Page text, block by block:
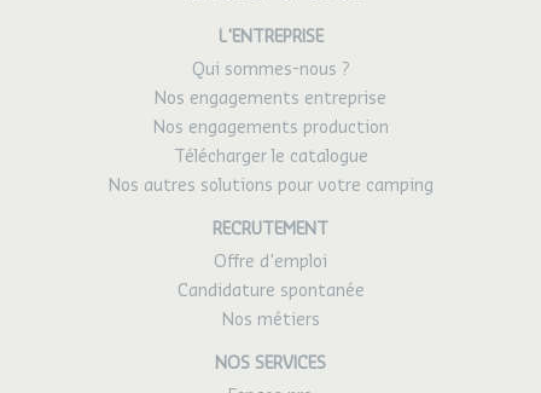
L'ENTREPRISE
Qui sommes-nous ?
Nos engagements entreprise
Nos engagements production
Télécharger le catalogue
Nos autres solutions pour votre camping
RECRUTEMENT
Offre d'emploi
Candidature spontanée
Nos métiers
NOS SERVICES